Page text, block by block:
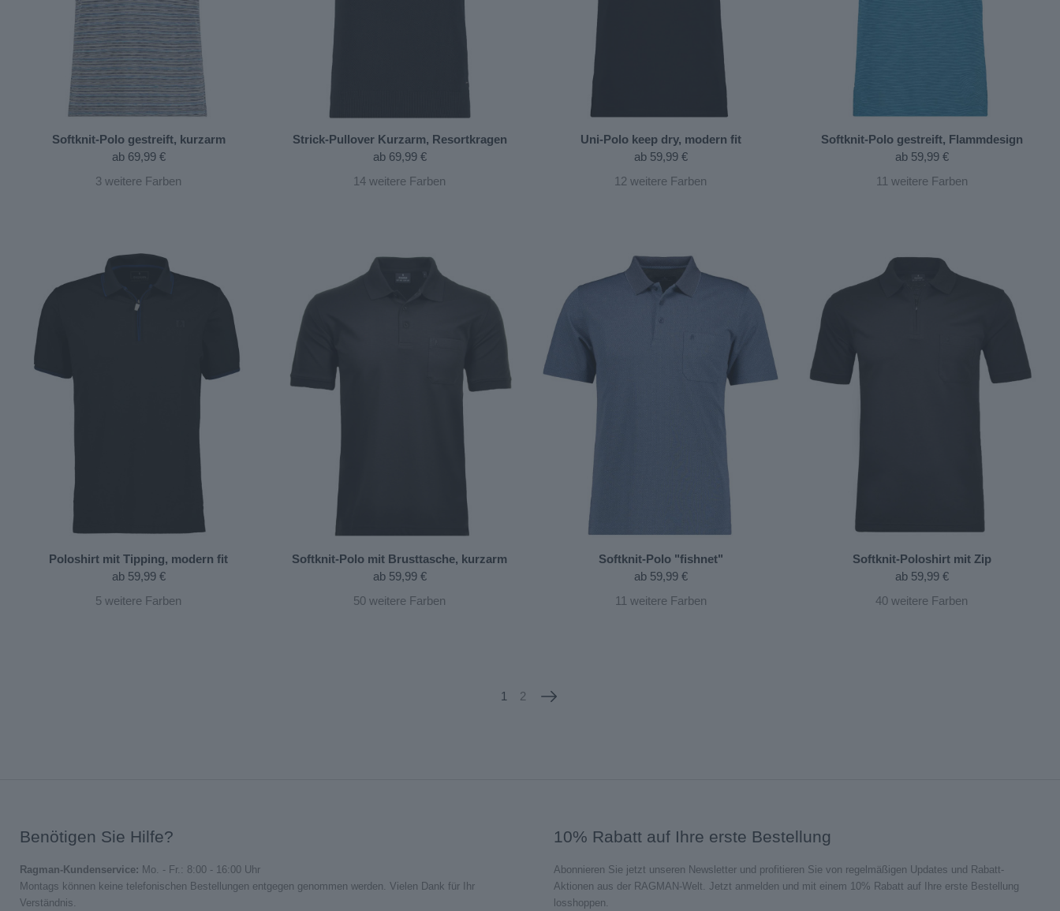
Softknit-Polo gestreift, kurzarm
ab69,99 €
3 weitere Farben
Strick-Pullover Kurzarm, Resortkragen
ab69,99 €
14 weitere Farben
Uni-Polo keep dry, modern fit
ab59,99 €
12 weitere Farben
Softknit-Polo gestreift, Flammdesign
ab59,99 €
11 weitere Farben
Poloshirt mit Tipping, modern fit
ab59,99 €
5 weitere Farben
Softknit-Polo mit Brusttasche, kurzarm
ab59,99 €
50 weitere Farben
Softknit-Polo "fishnet"
ab59,99 €
11 weitere Farben
Softknit-Poloshirt mit Zip
ab59,99 €
40 weitere Farben
1 2
Benötigen Sie Hilfe?
Ragman-Kundenservice: Mo. - Fr.: 8:00 - 16:00 Uhr
Montags können keine telefonischen Bestellungen entgegen genommen werden. Vielen Dank für Ihr
Verständnis.
10% Rabatt auf Ihre erste Bestellung
Abonnieren Sie jetzt unseren Newsletter und profitieren Sie von regelmäßigen Updates und Rabatt-
Aktionen aus der RAGMAN-Welt. Jetzt anmelden und mit einem 10% Rabatt auf Ihre erste Bestellung
losshoppen.